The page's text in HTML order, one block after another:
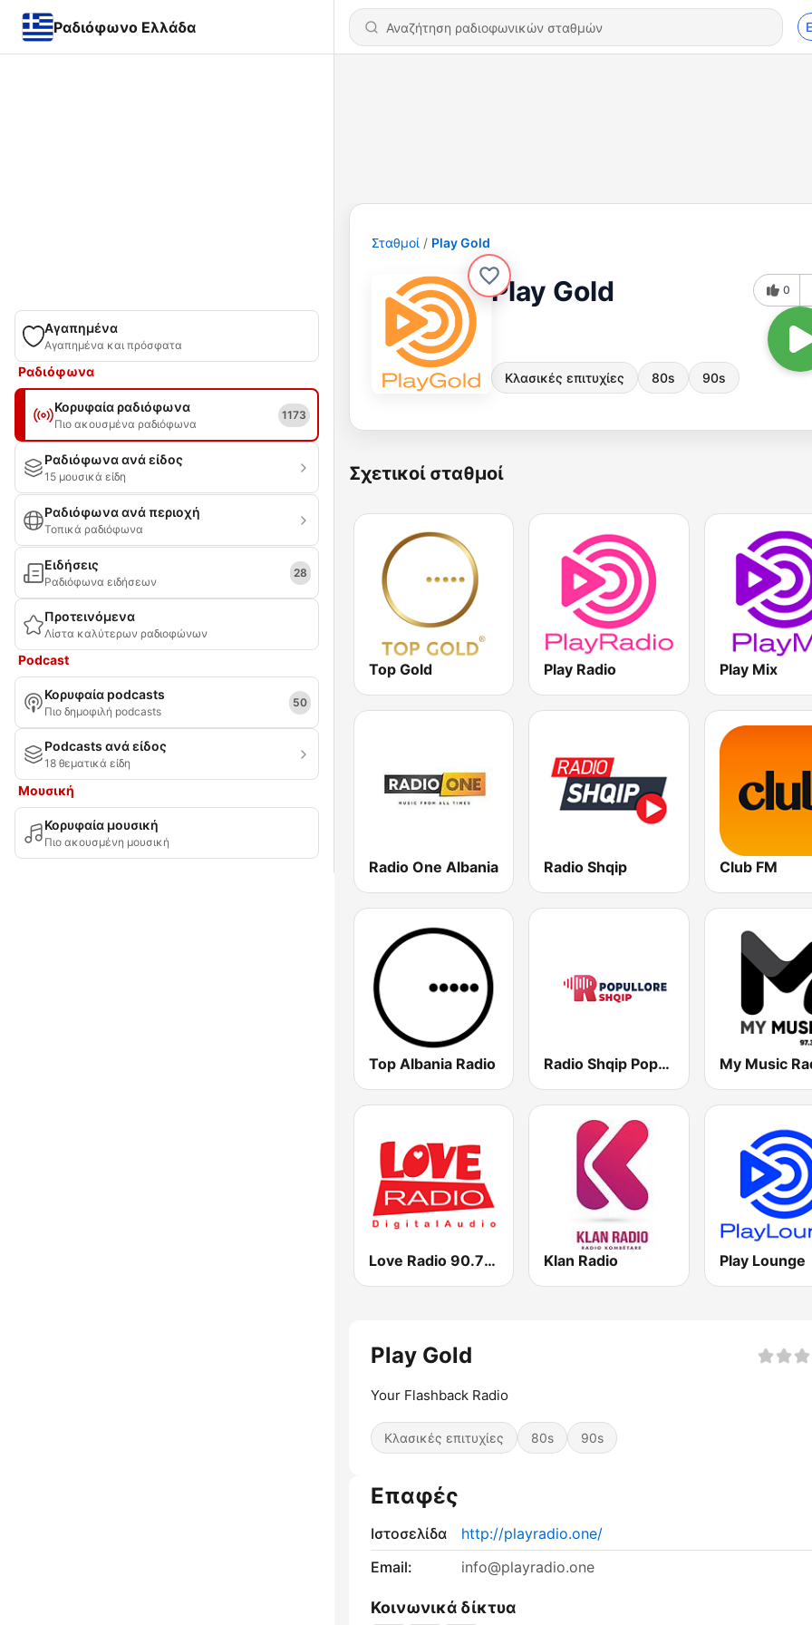
Ραδιόφωνο Ελλάδα
Αγαπημένα
Αγαπημένα και πρόσφατα
Ραδιόφωνα
Κορυφαία ραδιόφωνα
Πιο ακουσμένα ραδιόφωνα
1173
Ραδιόφωνα ανά είδος
15 μουσικά είδη
Ραδιόφωνα ανά περιοχή
Τοπικά ραδιόφωνα
Ειδήσεις
Ραδιόφωνα ειδήσεων
28
Προτεινόμενα
Λίστα καλύτερων ραδιοφώνων
Podcast
Κορυφαία podcasts
Πιο δημοφιλή podcasts
50
Podcasts ανά είδος
18 θεματικά είδη
Μουσική
Κορυφαία μουσική
Πιο ακουσμένη μουσική
Σταθμοί Play Gold
Play Gold
Κλασικές επιτυχίες 80s 90s
0
Σχετικοί σταθμοί
Top Gold Play Radio Play Mix
Radio One Albania Radio Shqip Club FM
Top Albania Radio Radio Shqip Popullore My Music
Love Radio 90.7 Digital Klan Radio Play Lounge
Play Gold
Your Flashback Radio
Κλασικές επιτυχίες 80s 90s
Επαφές
Ιστοσελίδα
http://playradio.one/
Email:
info@playradio.one
Κοινωνικά δίκτυα